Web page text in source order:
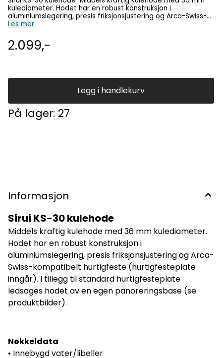
kulediameter. Hodet har en robust konstruksjon i
aluminiumslegering, presis friksjonsjustering og Arca-Swiss-
kompatibelt hurtigfeste (hurtigfesteplate inngår). I tillegg til
panoreringsbase (se produktbilder). Nøkkeldata • Innebygd
vater/libeller • Integrert 360 graders skala i kulehodets
skruklemme Hurtigfesteplate: Sirui (type: Arca-Swiss)
Lastekapasitet: 20 kg (ifølge produsent) Vekt: 464 g
inkludert hurtigfeste Høyde: 88 mm Kulediameter: Φ 36 mm
Panoreringssokkel, diameter: Φ Ikke oppgitt av produsent
Friksjonskontroll: Ja Gjengehull i sokkel: 3/8" Farge: Svart
Garanti: 6 år
Les mer
2.099,-
Legg i handlekurv
På lager: 27
Informasjon
Sirui KS-30 kulehode
Middels kraftig kulehode med 36 mm kulediameter.
Hodet har en robust konstruksjon i
aluminiumslegering, presis friksjonsjustering og Arca-
Swiss-kompatibelt hurtigfeste (hurtigfesteplate
inngår). I tillegg til standard hurtigfesteplate
ledsages hodet av en egen panoreringsbase (se
produktbilder).
Nøkkeldata
• Innebygd vater/libeller